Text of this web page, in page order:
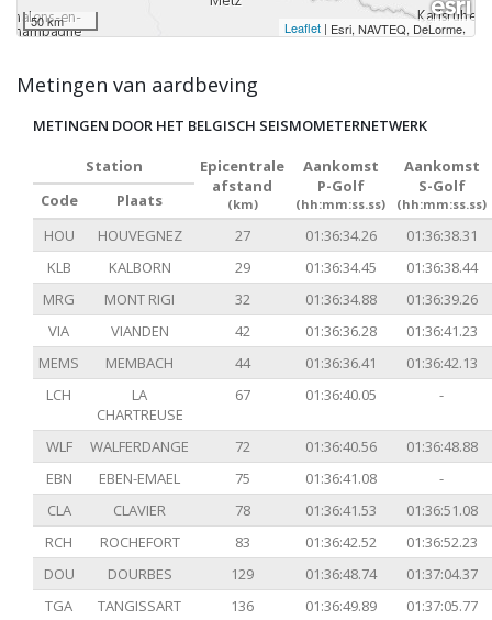
50 km Leaflet | Esri, NAVTEQ, DeLorme,
Metingen van aardbeving
METINGEN DOOR HET BELGISCH SEISMOMETERNETWERK
Station
Epicentrale
afstand
(km)
Aankomst
P-Golf
(hh:mm:ss.ss)
Aankomst
S-Golf
(hh:mm:ss.ss)
Code
Plaats
HOU
HOUVEGNEZ 27 01:36:34.26
01:36:38.31
KLB
KALBORN 29 01:36:34.45
01:36:38.44
MRG
MONT RIGI 32 01:36:34.88
01:36:39.26
VIA
VIANDEN 42 01:36:36.28
01:36:41.23
MEMS
MEMBACH 44 01:36:36.41
01:36:42.13
LCH
LA
CHARTREUSE
67 01:36:40.05 -
WLF WALFERDANGE 72 01:36:40.56
01:36:48.88
EBN
EBEN-EMAEL 75 01:36:41.08
-
CLA
CLAVIER 78 01:36:41.53
01:36:51.08
RCH
ROCHEFORT 83 01:36:42.52
01:36:52.23
DOU
DOURBES 129 01:36:48.74
01:37:04.37
TGA
TANGISSART 136 01:36:49.89 01:37:05.77